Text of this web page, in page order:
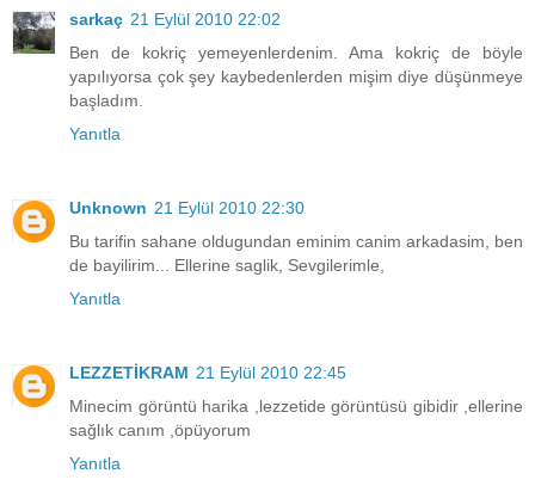
sarkaç 21 Eylül 2010 22:02
Ben de kokriç yemeyenlerdenim. Ama kokriç de böyle
yapılıyorsa çok şey kaybedenlerden mişim diye düşünmeye
başladım.
Yanıtla
Unknown 21 Eylül 2010 22:30
Bu tarifin sahane oldugundan eminim canim arkadasim, ben
de bayilirim... Ellerine saglik, Sevgilerimle,
Yanıtla
LEZZETİKRAM 21 Eylül 2010 22:45
Minecim görüntü harika ,lezzetide görüntüsü gibidir ,ellerine
sağlık canım ,öpüyorum
Yanıtla